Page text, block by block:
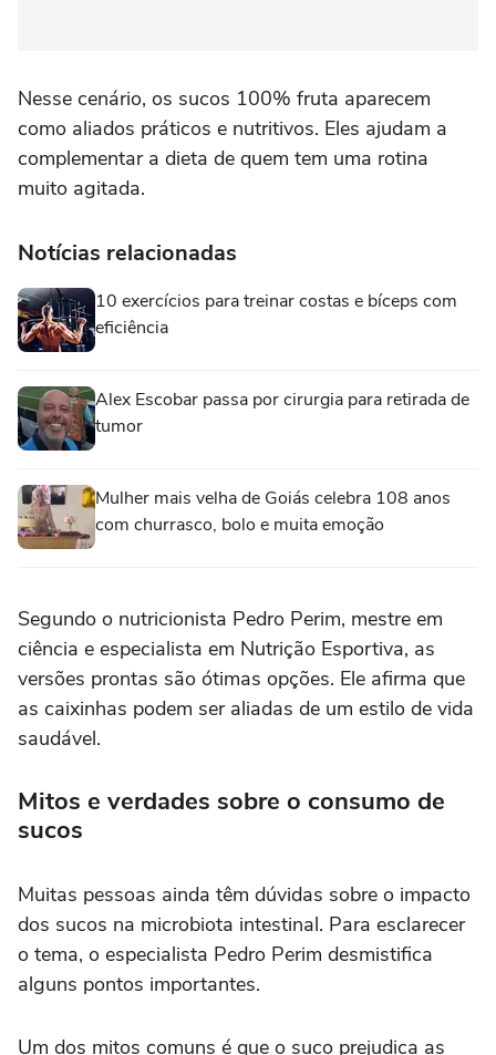
Nesse cenário, os sucos 100% fruta aparecem
como aliados práticos e nutritivos. Eles ajudam a
complementar a dieta de quem tem uma rotina
muito agitada.
Notícias relacionadas
10 exercícios para treinar costas e bíceps com
eficiência
Alex Escobar passa por cirurgia para retirada de
tumor
Mulher mais velha de Goiás celebra 108 anos
com churrasco, bolo e muita emoção
Segundo o nutricionista Pedro Perim, mestre em
ciência e especialista em Nutrição Esportiva, as
versões prontas são ótimas opções. Ele afirma que
as caixinhas podem ser aliadas de um estilo de vida
saudável.
Mitos e verdades sobre o consumo de
sucos
Muitas pessoas ainda têm dúvidas sobre o impacto
dos sucos na microbiota intestinal. Para esclarecer
o tema, o especialista Pedro Perim desmistifica
alguns pontos importantes.
Um dos mitos comuns é que o suco prejudica as